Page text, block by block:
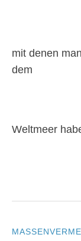
mit denen
dem
Weltmeer